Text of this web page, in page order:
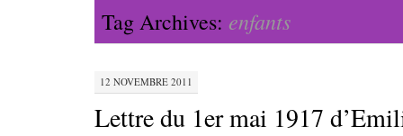
Tag Archives: enfants
12 NOVEMBRE 2011
Lettre du 1er mai 1917